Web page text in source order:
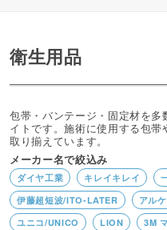
衛生用品
包帯・バンテージ・固定材を
イトです。施術に使用する包帯
取り揃えています。
メーカー名で絞込み
ダイヤ工業 キレイキレイ
伊藤超短波/ITO-LATER
アル
ユニコ/UNICO
LION 3M